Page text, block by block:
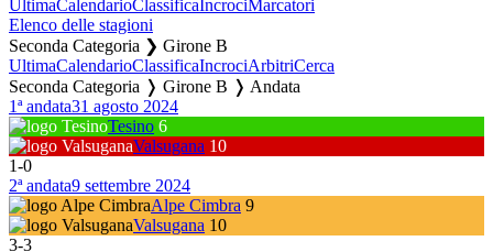
UltimaCalendarioClassificaIncrociMarcatori
Elenco delle stagioni
Seconda Categoria ❯ Girone B
UltimaCalendarioClassificaIncrociArbitriCerca
Seconda Categoria ❭ Girone B ❭ Andata
1ª andata31 agosto 2024
Tesino 6
Valsugana 10
1-0
2ª andata9 settembre 2024
Alpe Cimbra 9
Valsugana 10
3-3